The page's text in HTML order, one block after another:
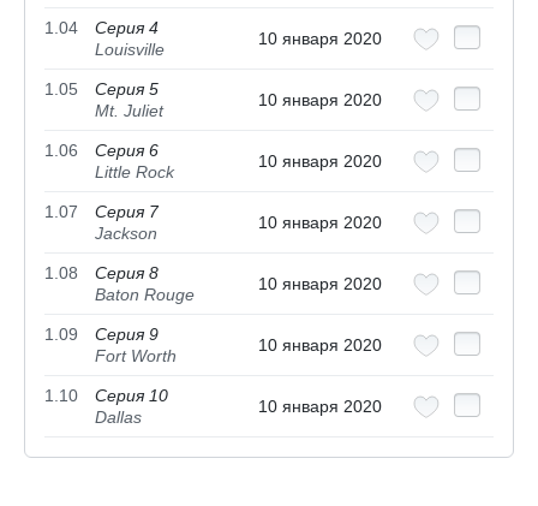
1.04
Серия 4
Louisville
10 января 2020
1.05
Серия 5
Mt. Juliet
10 января 2020
1.06
Серия 6
Little Rock
10 января 2020
1.07
Серия 7
Jackson
10 января 2020
1.08
Серия 8
Baton Rouge
10 января 2020
1.09
Серия 9
Fort Worth
10 января 2020
1.10
Серия 10
Dallas
10 января 2020